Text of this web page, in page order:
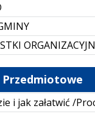
Przedmiotowe
i jak załatwić /